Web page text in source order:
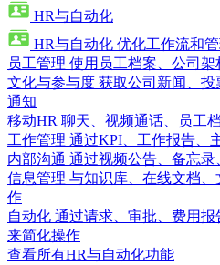
HR与自动化
HR与自动化 优化工作流和
员工管理 使用员工档案、公司
文化与参与度 获取公司新闻、投
通知
移动HR 聊天、视频通话、员工
工作管理 通过KPI、工作报告、
内部沟通 通过视频公告、备忘
信息管理 与知识库、在线文档
作
自动化 通过请求、审批、费用
来简化操作
查看所有HR与自动化功能